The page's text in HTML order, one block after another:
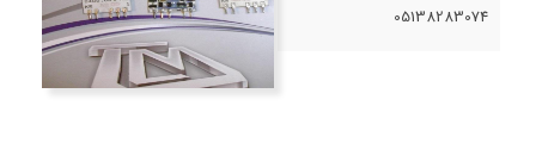
05138283074